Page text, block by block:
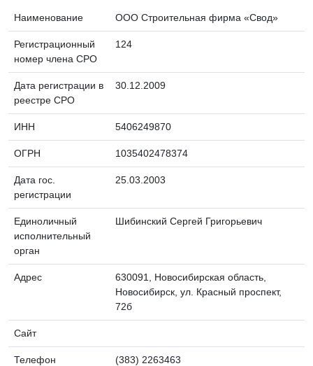
Наименование ООО Строительная фирма «Свод»
Регистрационный
номер члена СРО
124
Дата регистрации в
реестре СРО
30.12.2009
ИНН 5406249870
ОГРН 1035402478374
Дата гос.
регистрации
25.03.2003
Единоличный
исполнительный
орган
Шибинский Сергей Григорьевич
Адрес
630091, Новосибирская область,
Новосибирск, ул. Красный проспект,
72б
Сайт
Телефон (383) 2263463